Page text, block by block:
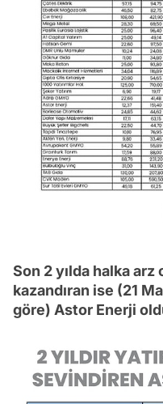
Son 2 yılda halka
kazandıran ise (21
göre) Astor Enerji